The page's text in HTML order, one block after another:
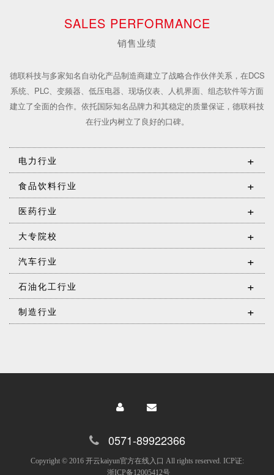
SALES PERFORMANCE
销售业绩
德联科技与多家知名自动化产品制造商建立了战略合作伙伴关系，在DCS
系统、PLC、变频器、低压电器、现场仪表、人机界面、组态软件等方面
建立了全面的合作。依托国际知名品牌力和其稳定的质量保证，德联科技
在行业内树立了良好的口碑。
电力行业 +
食品饮料行业 +
医药行业 +
大专院校 +
汽车行业 +
石油化工行业 +
制造行业 +
0571-89922366
Copyright © 2016 开云kaiyun官方在线入口 All rights reserved. ICP证:
浙ICP备12005412号